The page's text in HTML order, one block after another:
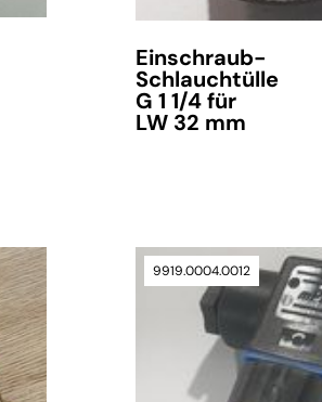
verfügbar
Einschraub-
Schlauchtülle
G 1 1/4 für
LW 32 mm
9919.0004.0012